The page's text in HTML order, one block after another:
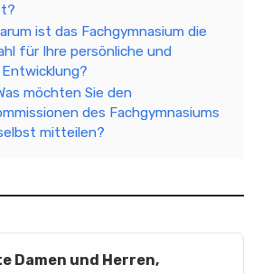
ist das Fachgymnasium die
für Ihre persönliche und
möchten Sie den
des Fachgymnasiums
mitteilen?
Damen und Herren,